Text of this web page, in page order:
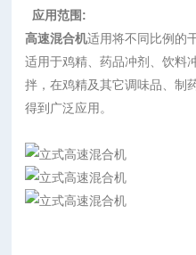
应用范围:
高速混合机适用将不同比例的
适用于鸡精、药品冲剂、饮料
拌，在鸡精及其它调味品、制
得到广泛应用。